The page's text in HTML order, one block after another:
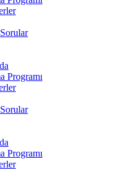
Programı
Programı